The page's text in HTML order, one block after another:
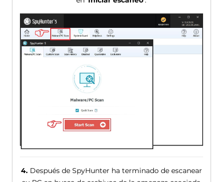
4.Después de SpyHunter ha terminado de escanear